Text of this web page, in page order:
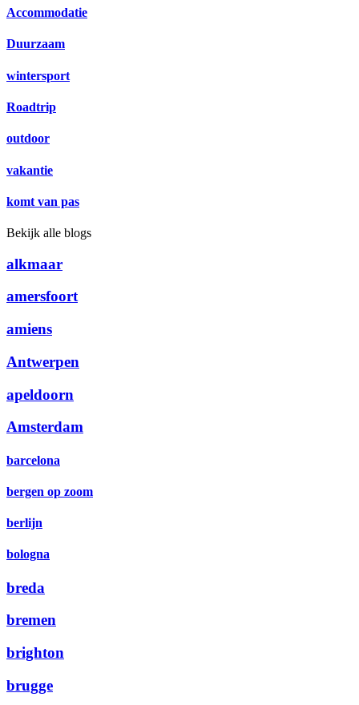
Accommodatie
Duurzaam
wintersport
Roadtrip
outdoor
vakantie
komt van pas
Bekijk alle blogs
alkmaar
amersfoort
amiens
Antwerpen
apeldoorn
Amsterdam
barcelona
bergen op zoom
berlijn
bologna
breda
bremen
brighton
brugge